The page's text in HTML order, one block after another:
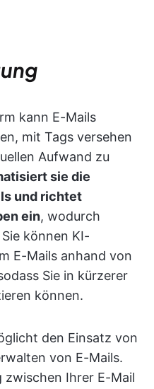
kann E-Mails
mit Tags versehen
Aufwand zu
sie die
und richtet
ein, wodurch
können KI-
E-Mails anhand von
Sie in kürzerer
können.
den Einsatz von
von E-Mails.
zwischen Ihrer E-Mail